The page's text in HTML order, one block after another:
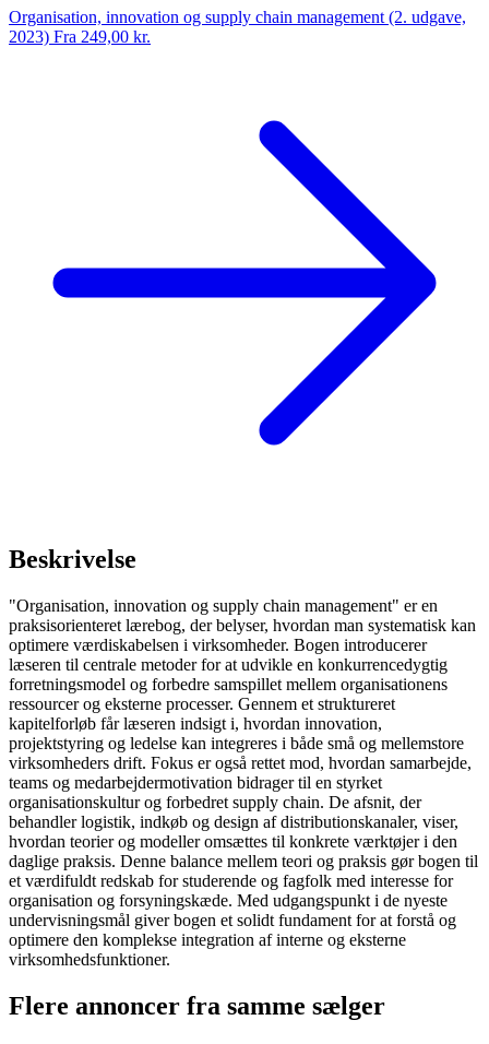
Organisation, innovation og supply chain management (2. udgave,
2023) Fra 249,00 kr.
Beskrivelse
"Organisation, innovation og supply chain management" er en
praksisorienteret lærebog, der belyser, hvordan man systematisk kan
optimere værdiskabelsen i virksomheder. Bogen introducerer
læseren til centrale metoder for at udvikle en konkurrencedygtig
forretningsmodel og forbedre samspillet mellem organisationens
ressourcer og eksterne processer. Gennem et struktureret
kapitelforløb får læseren indsigt i, hvordan innovation,
projektstyring og ledelse kan integreres i både små og mellemstore
virksomheders drift. Fokus er også rettet mod, hvordan samarbejde,
teams og medarbejdermotivation bidrager til en styrket
organisationskultur og forbedret supply chain. De afsnit, der
behandler logistik, indkøb og design af distributionskanaler, viser,
hvordan teorier og modeller omsættes til konkrete værktøjer i den
daglige praksis. Denne balance mellem teori og praksis gør bogen til
et værdifuldt redskab for studerende og fagfolk med interesse for
organisation og forsyningskæde. Med udgangspunkt i de nyeste
undervisningsmål giver bogen et solidt fundament for at forstå og
optimere den komplekse integration af interne og eksterne
virksomhedsfunktioner.
Flere annoncer fra samme sælger